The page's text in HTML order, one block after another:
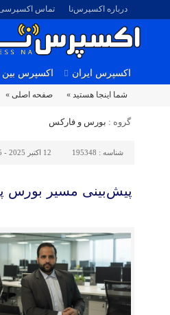
درباره اکسپرس‌نا تماس
اکسپرس ایران اکسپرس بین
شما اینجا هستید » صفحه اصلی »
گروه : بورس و فارکس
شناسه : 195348 12 اکتبر 2025 - 13:45
پیش‌بینی مسیر بورس